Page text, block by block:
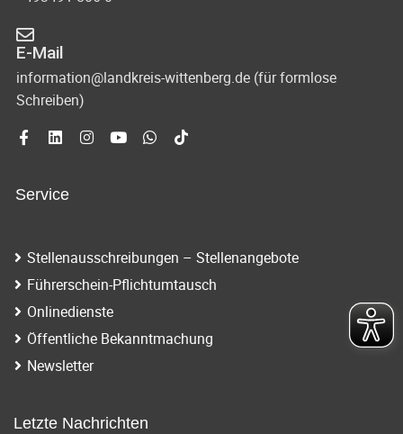
E-Mail
information@landkreis-wittenberg.de (für formlose
Schreiben)
Service
Stellenausschreibungen – Stellenangebote
Führerschein-Pflichtumtausch
Onlinedienste
Öffentliche Bekanntmachung
Newsletter
Letzte Nachrichten